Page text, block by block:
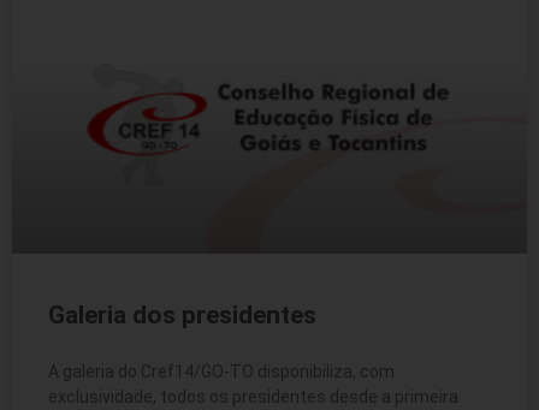
Galeria dos presidentes
A galeria do Cref14/GO-TO disponibiliza, com
exclusividade, todos os presidentes desde a primeira